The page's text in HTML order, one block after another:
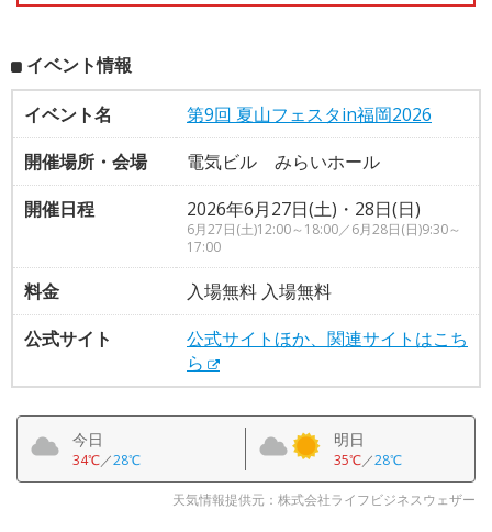
イベント情報
イベント名
第9回 夏山フェスタin福岡2026
開催場所・会場
電気ビル みらいホール
開催日程
2026年6月27日(土)・28日(日)
6月27日(土)12:00～18:00／6月28日(日)9:30～
17:00
料金
入場無料 入場無料
公式サイト
公式サイトほか、関連サイトはこち
ら
今日
34℃／28℃
明日
35℃／28℃
天気情報提供元：株式会社ライフビジネスウェザー